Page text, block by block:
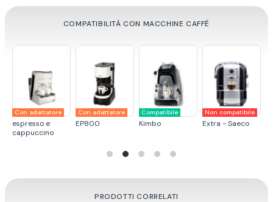
COMPATIBILITÀ CON MACCHINE CAFFÈ
Con adattatore
espresso e
cappuccino
Con adattatore
EP800
Compatibile
Kimbo
Non compatibile
Extra - Saeco
PRODOTTI CORRELATI